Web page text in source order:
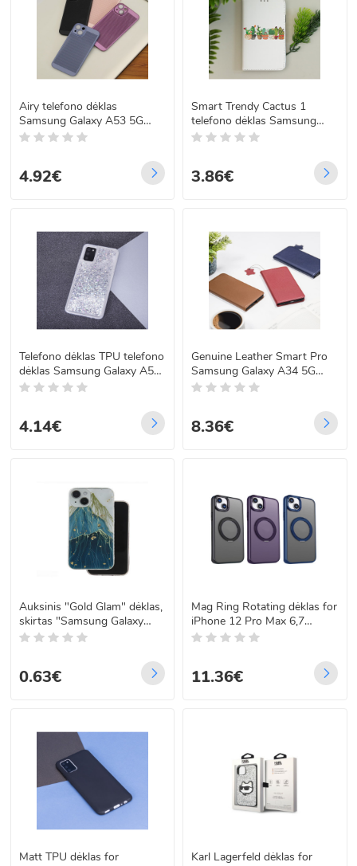
Airy telefono dėklas
Samsung Galaxy A53 5G
violetinė
4.92€
Smart Trendy Cactus 1
telefono dėklas Samsung
Galaxy S23 Ultra
3.86€
Telefono dėklas TPU telefono
dėklas Samsung Galaxy A53
5G silver
4.14€
Genuine Leather Smart Pro
Samsung Galaxy A34 5G
navy mėlyna
8.36€
Auksinis "Gold Glam" dėklas,
skirtas "Samsung Galaxy
S23 FE Mountain
0.63€
Mag Ring Rotating dėklas for
iPhone 12 Pro Max 6,7
purple
11.36€
Matt TPU dėklas for
Karl Lagerfeld dėklas for